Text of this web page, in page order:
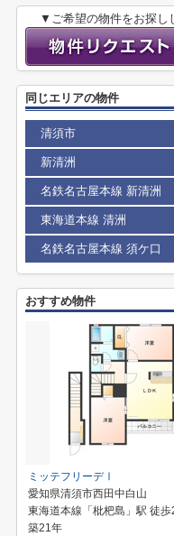
▼ご希望の物件をお探し
同じエリアの物件
清須市
新清洲
名鉄名古屋本線 新清洲
東海道本線 清洲
名鉄名古屋本線 須ケ口
おすすめ物件
ミッテフリーデⅠ
愛知県清須市西田中白山
東海道本線「枇杷島」駅 徒
築21年